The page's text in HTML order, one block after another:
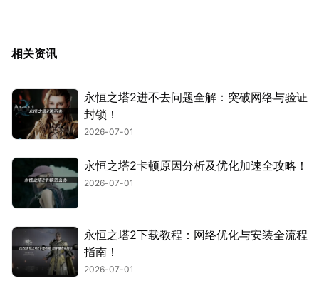
相关资讯
永恒之塔2进不去问题全解：突破网络与验证
封锁！
2026-07-01
永恒之塔2卡顿原因分析及优化加速全攻略！
2026-07-01
永恒之塔2下载教程：网络优化与安装全流程
指南！
2026-07-01